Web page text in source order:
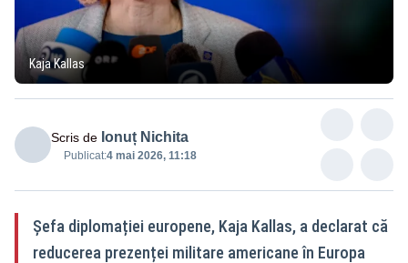
Kaja Kallas
Scris de Ionuț Nichita
Publicat:4 mai 2026, 11:18
Șefa diplomației europene, Kaja Kallas, a declarat că
reducerea prezenței militare americane în Europa